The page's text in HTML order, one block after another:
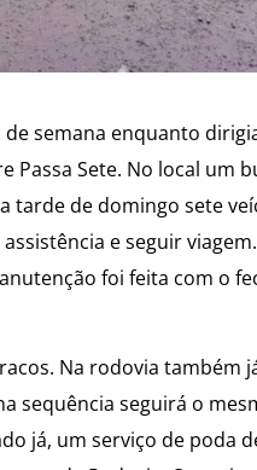
semana enquanto
Sete. No local um
tarde de domingo sete
e seguir
foi feita com o
Na rodovia também
sequência seguirá o
já, um serviço de poda